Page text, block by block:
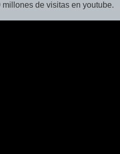
de visitas en youtube.